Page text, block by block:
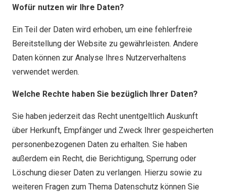
Wofür nutzen wir Ihre Daten?
Ein Teil der Daten wird erhoben, um eine fehlerfreie
Bereitstellung der Website zu gewährleisten. Andere
Daten können zur Analyse Ihres Nutzerverhaltens
verwendet werden.
Welche Rechte haben Sie bezüglich Ihrer Daten?
Sie haben jederzeit das Recht unentgeltlich Auskunft
über Herkunft, Empfänger und Zweck Ihrer gespeicherten
personenbezogenen Daten zu erhalten. Sie haben
außerdem ein Recht, die Berichtigung, Sperrung oder
Löschung dieser Daten zu verlangen. Hierzu sowie zu
weiteren Fragen zum Thema Datenschutz können Sie